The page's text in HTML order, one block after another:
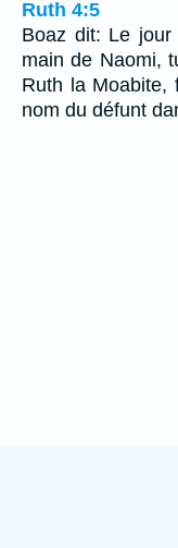
Ruth 4:5
Boaz dit: Le
main de Naomi,
Ruth la Moabite,
nom du défunt